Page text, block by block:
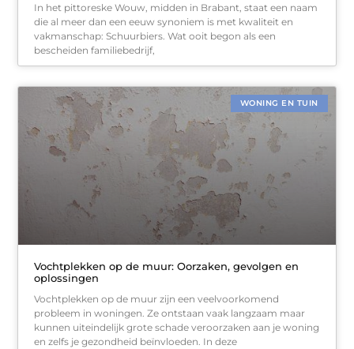
In het pittoreske Wouw, midden in Brabant, staat een naam
die al meer dan een eeuw synoniem is met kwaliteit en
vakmanschap: Schuurbiers. Wat ooit begon als een
bescheiden familiebedrijf,
WONING EN TUIN
Vochtplekken op de muur: Oorzaken, gevolgen en
oplossingen
Vochtplekken op de muur zijn een veelvoorkomend
probleem in woningen. Ze ontstaan vaak langzaam maar
kunnen uiteindelijk grote schade veroorzaken aan je woning
en zelfs je gezondheid beïnvloeden. In deze